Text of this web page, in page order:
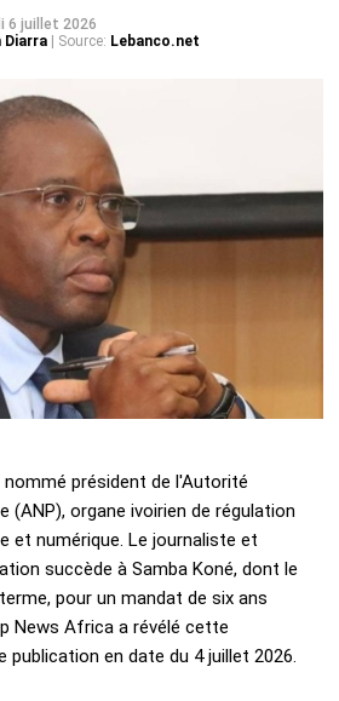
6 juillet 2026
Diarra | Source: Lebanco.net
nommé président de l'Autorité
(ANP), organe ivoirien de régulation
et numérique. Le journaliste et
succède à Samba Koné, dont le
pour un mandat de six ans
News Africa a révélé cette
publication en date du 4 juillet 2026.